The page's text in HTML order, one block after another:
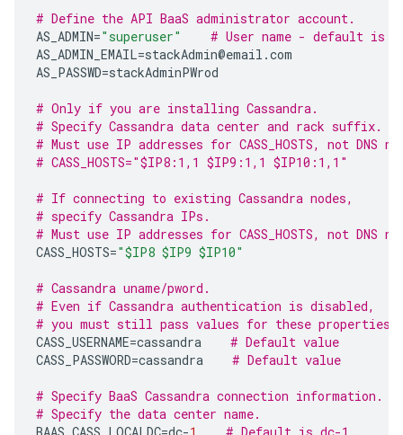
# Define the API BaaS administrator account.
AS_ADMIN="superuser"
# User name - default is
AS_ADMIN_EMAIL=stackAdmin@email .com
AS_PASSWD=stackAdminPWrod
# Only if you are installing Cassandra.
# Specify Cassandra data center and rack suffix.
# Must use IP addresses for CASS_HOSTS, not DNS
# CASS_HOSTS="$IP8:1,1 $IP9:1,1 $IP10:1,1"
# If connecting to existing Cassandra nodes,
# specify Cassandra IPs.
# Must use IP addresses for CASS_HOSTS, not DNS
CASS_HOSTS="$IP8 $IP9 $IP10"
# Cassandra uname/pword.
# Even if Cassandra authentication is disabled,
# you must still pass values for these properties.
CASS_USERNAME=cassandra
# Default value
CASS_PASSWORD=cassandra # Default value
# Specify BaaS Cassandra connection information.
# Specify the data center name.